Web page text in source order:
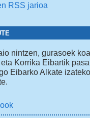
RSS jarioa
nintzen, gurasoek
Korrika Eibartik
Eibarko Alkate